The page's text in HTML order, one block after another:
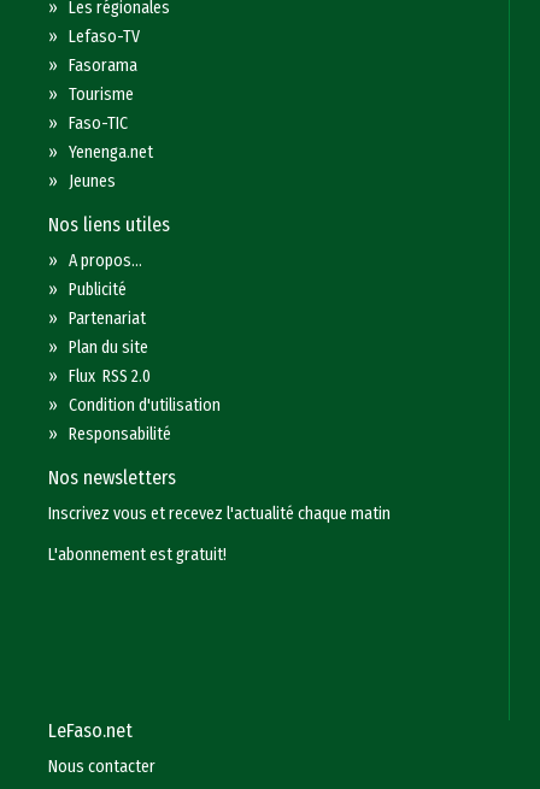
»Les régionales
»Lefaso-TV
»Fasorama
»Tourisme
»Faso-TIC
»Yenenga.net
» Jeunes
Nos liens utiles
»A propos...
»Publicité
»Partenariat
»Plan du site
»Flux RSS 2.0
»Condition d'utilisation
»Responsabilité
Nos newsletters
Inscrivez vous et recevez l'actualité chaque matin
L'abonnement est gratuit!
LeFaso.net
Nous contacter